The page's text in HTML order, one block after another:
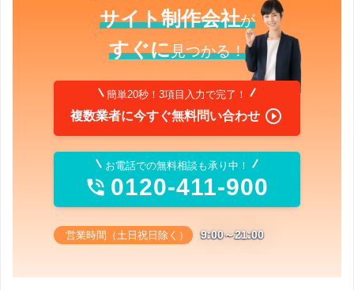
サイト制作会社が
すぐに見つかる！
簡単20秒！3項目入力で完了！
複数業者に今すぐ無料問い合わせ 
お電話での無料相談も承り中！
 0120-411-900
営業時間（土日祝日除く） 9:00～21:00